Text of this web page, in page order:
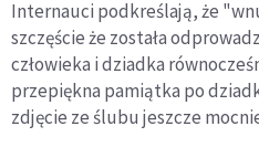
Internauci podkreślają, że
szczęście że została
człowieka i dziadka
przepiękna pamiątka po
zdjęcie ze ślubu jeszcze